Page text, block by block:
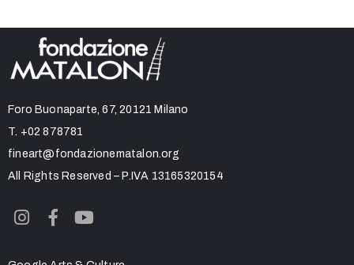
Foro Buonaparte, 67, 20121 Milano
T. +02 878781
fineart@fondazionematalon.org
All Rights Reserved – P.IVA 13165320154